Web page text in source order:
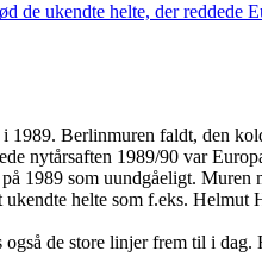
de ukendte helte, der reddede
1989. Berlinmuren faldt, den
nytårsaften 1989/90 var
1989 som uundgåeligt.
helte som f.eks.
de store linjer frem til i